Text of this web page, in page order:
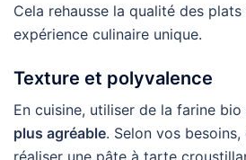
Cela rehausse la qualité des
expérience culinaire unique.
Texture et polyvalence
En cuisine, utiliser de la farine
plus agréable. Selon vos besoins,
réaliser une pâte à tarte